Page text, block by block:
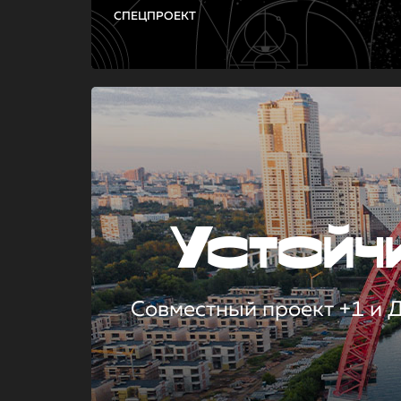
СПЕЦПРОЕКТ
Совместный проект +1 и